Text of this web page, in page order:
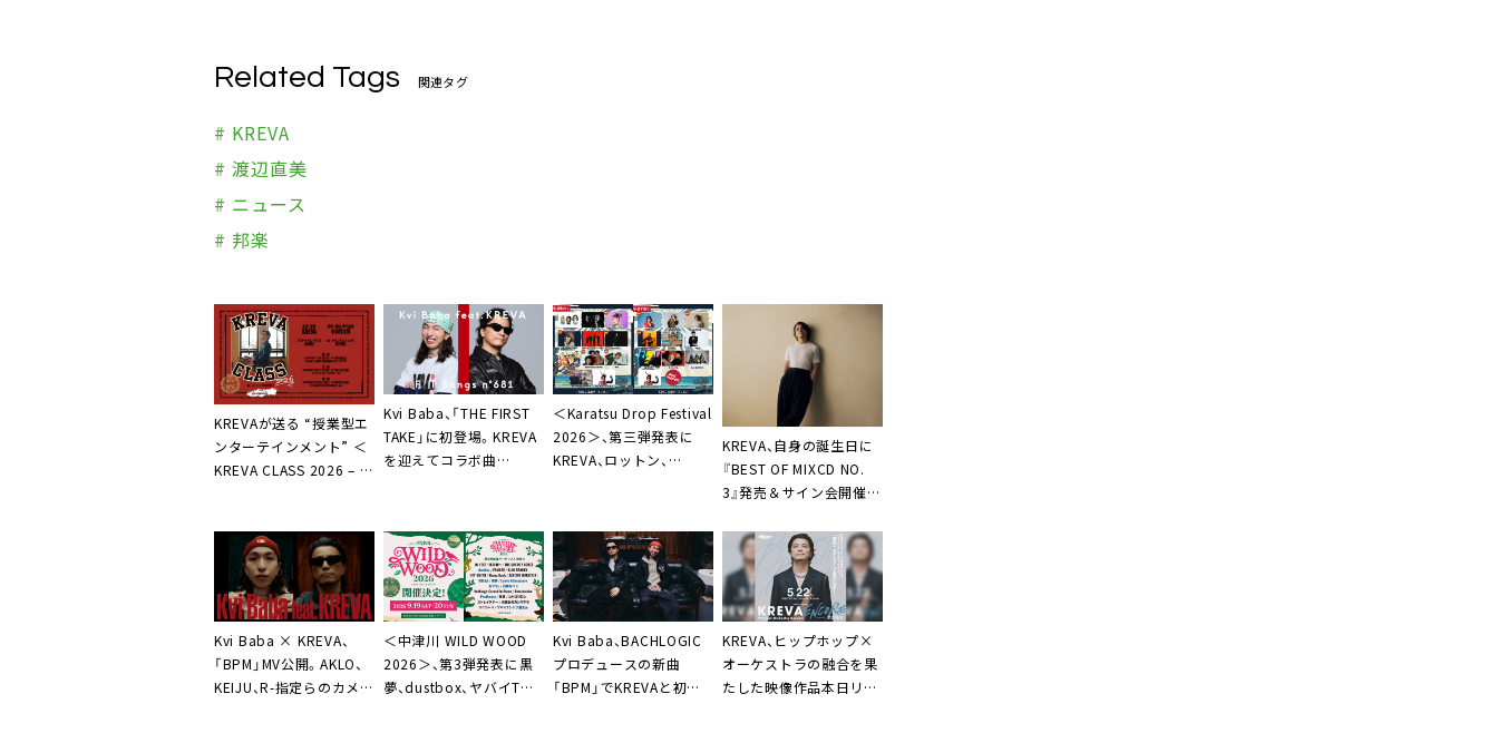
Related Tags 関連タグ
# KREVA
# 渡辺直美
# ニュース
# 邦楽
KREVAが送る “授業型エ
ンターテインメント” ＜
KREVA CLASS 2026 – 新
Kvi Baba、「THE FIRST
TAKE」に初登場。KREVA
を迎えてコラボ曲
＜Karatsu Drop Festival
2026＞、第三弾発表に
KREVA、ロットン、
10組
KREVA、自身の誕生日に
『BEST OF MIXCD NO.
3』発売＆サイン会開催決
作品の一挙配信も
Kvi Baba × KREVA、
「BPM」MV公開。AKLO、
KEIJU、R-指定らのカメオ
＜中津川 WILD WOOD
2026＞、第3弾発表に黒
夢、dustbox、ヤバイTシ
Kvi Baba、BACHLOGIC
プロデュースの新曲
「BPM」でKREVAと初コ
KREVA、ヒップホップ×
オーケストラの融合を果
たした映像作品本日リリ